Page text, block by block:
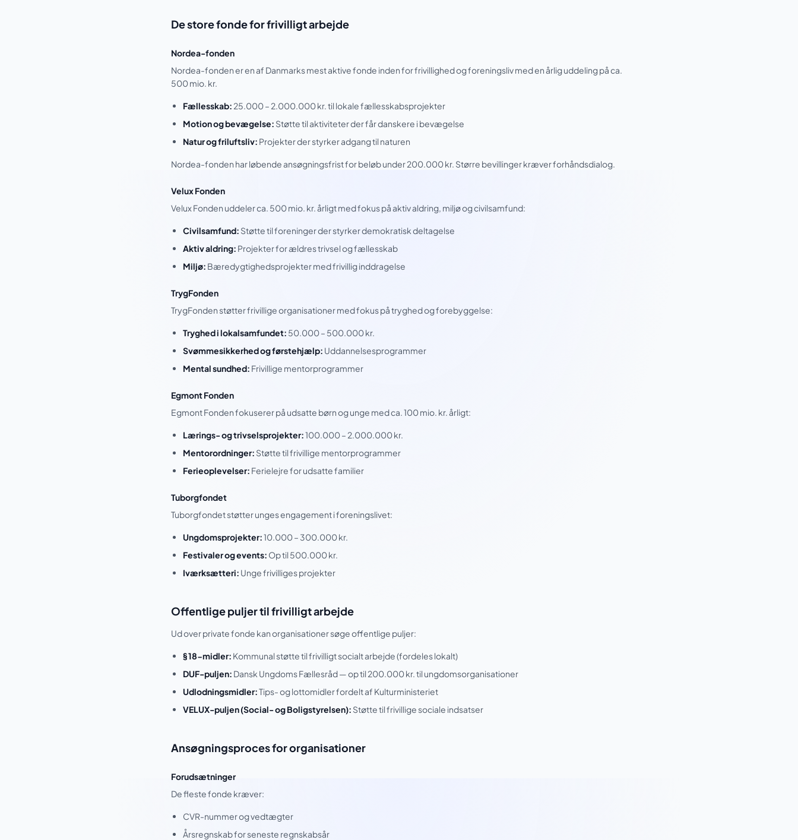
De store fonde for frivilligt arbejde
Nordea-fonden
Nordea-fonden er en af Danmarks mest aktive fonde inden for frivillighed og foreningsliv med en årlig uddeling på ca.
500 mio. kr.
Fællesskab: 25.000 – 2.000.000 kr. til lokale fællesskabsprojekter
Motion og bevægelse: Støtte til aktiviteter der får danskere i bevægelse
Natur og friluftsliv: Projekter der styrker adgang til naturen
Nordea-fonden har løbende ansøgningsfrist for beløb under 200.000 kr. Større bevillinger kræver forhåndsdialog.
Velux Fonden
Velux Fonden uddeler ca. 500 mio. kr. årligt med fokus på aktiv aldring, miljø og civilsamfund:
Civilsamfund: Støtte til foreninger der styrker demokratisk deltagelse
Aktiv aldring: Projekter for ældres trivsel og fællesskab
Miljø: Bæredygtighedsprojekter med frivillig inddragelse
TrygFonden
TrygFonden støtter frivillige organisationer med fokus på tryghed og forebyggelse:
Tryghed i lokalsamfundet: 50.000 – 500.000 kr.
Svømmesikkerhed og førstehjælp: Uddannelsesprogrammer
Mental sundhed: Frivillige mentorprogrammer
Egmont Fonden
Egmont Fonden fokuserer på udsatte børn og unge med ca. 100 mio. kr. årligt:
Lærings- og trivselsprojekter:100.000 – 2.000.000 kr.
Mentorordninger: Støtte til frivillige mentorprogrammer
Ferieoplevelser: Ferielejre for udsatte familier
Tuborgfondet
Tuborgfondet støtter unges engagement i foreningslivet:
Ungdomsprojekter:10.000 – 300.000 kr.
Festivaler og events: Op til 500.000 kr.
Iværksætteri: Unge frivilliges projekter
Offentlige puljer til frivilligt arbejde
Ud over private fonde kan organisationer søge offentlige puljer:
§ 18-midler: Kommunal støtte til frivilligt socialt arbejde (fordeles lokalt)
DUF-puljen: Dansk Ungdoms Fællesråd — op til 200.000 kr. til ungdomsorganisationer
Udlodningsmidler:Tips- og lottomidler fordelt af Kulturministeriet
VELUX-puljen (Social- og Boligstyrelsen): Støtte til frivillige sociale indsatser
Ansøgningsproces for organisationer
Forudsætninger
De fleste fonde kræver:
CVR-nummer og vedtægter
Årsregnskab for seneste regnskabsår